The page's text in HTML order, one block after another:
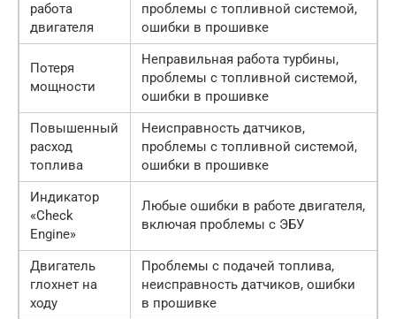
работа
двигателя
проблемы с топливной системой,
ошибки в прошивке
Потеря
мощности
Неправильная работа турбины,
проблемы с топливной системой,
ошибки в прошивке
Повышенный
расход
топлива
Неисправность датчиков,
проблемы с топливной системой,
ошибки в прошивке
Индикатор
«Check
Engine»
Любые ошибки в работе двигателя,
включая проблемы с ЭБУ
Двигатель
глохнет на
ходу
Проблемы с подачей топлива,
неисправность датчиков, ошибки
в прошивке